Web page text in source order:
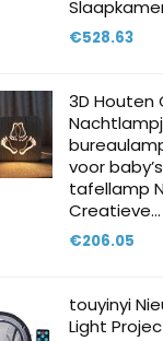
€528.63
3D Houten
voor
tafellamp
Creatieve…
€206.05
touyinyi
Light